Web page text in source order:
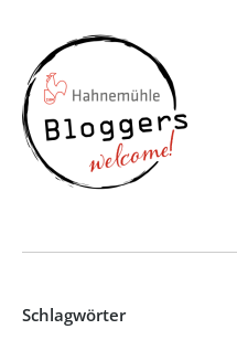
Schlagwörter